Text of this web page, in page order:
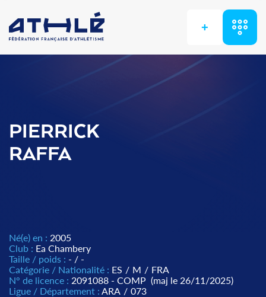
+
PIERRICK
RAFFA
Né(e) en : 2005
Club : Ea Chambery
Taille / poids : - / -
Catégorie / Nationalité : ES / M / FRA
N° de licence : 2091088 - COMP (maj le 26/11/2025)
Ligue / Département : ARA / 073